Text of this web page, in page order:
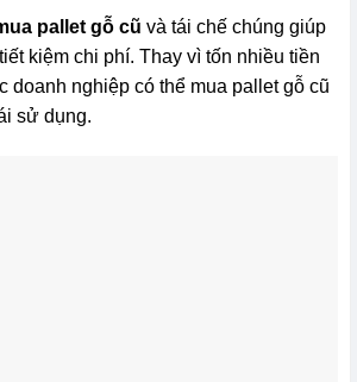
pallet gỗ cũ và tái chế chúng giúp
kiệm chi phí. Thay vì tốn nhiều tiền
doanh nghiệp có thể mua pallet gỗ cũ
sử dụng.